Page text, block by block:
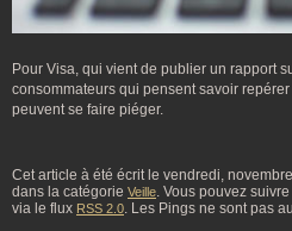
Pour Visa, qui vient de publier un rapport
consommateurs qui pensent savoir
peuvent se faire piéger.
Cet article à été écrit le vendredi,
dans la catégorie Veille. Vous pouvez
via le flux RSS 2.0. Les Pings ne sont pas